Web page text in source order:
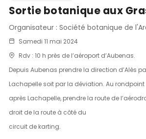
Sortie botanique aux
Organisateur : Société botanique de
Samedi 11 mai 2024
Rdv : 10 h près de l’aéroport d’Aubenas.
Depuis Aubenas prendre la direction d’Alès
Lachapelle soit par la déviation. Au rondpoint
après Lachapelle, prendre la route de
droit de la route à côté du
circuit de karting.